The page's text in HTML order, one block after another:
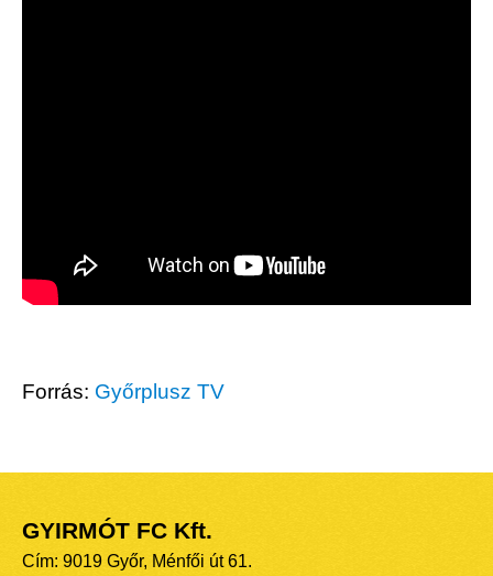
Forrás: Győrplusz TV
GYIRMÓT FC Kft.
Cím: 9019 Győr, Ménfői út 61.